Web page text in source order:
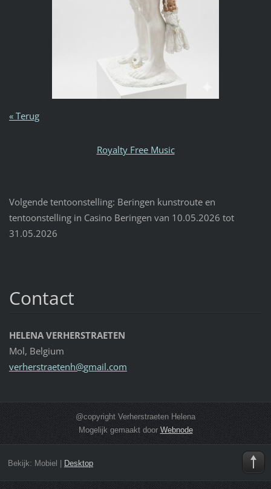
« Terug
Royalty Free Music
Volgende tentoonstelling: Beringen kunstroute en
tentoonstelling in Casino Beringen van 10.05.2026 tot
31.05.2026
Contact
HELENA VERHERSTRAETEN
Mol, Belgium
verherstraetenh@gmail.com
@copyright Verherstraeten Helena
Mogelijk gemaakt door Webnode
Bekijk: Mobiel Desktop